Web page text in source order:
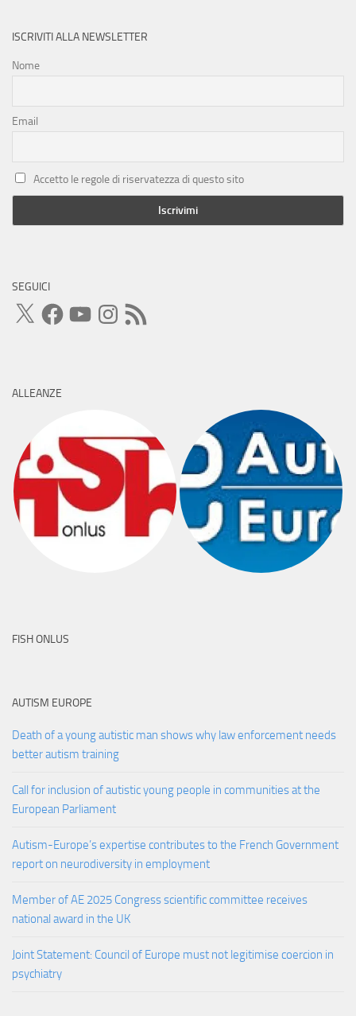
ISCRIVITI ALLA NEWSLETTER
Nome
Email
Accetto le regole di riservatezza di questo sito
SEGUICI
X FacebookYouTubeInstagram
Feed
RSS
ALLEANZE
FISH ONLUS
AUTISM EUROPE
Death of a young autistic man shows why law enforcement needs
better autism training
Call for inclusion of autistic young people in communities at the
European Parliament
Autism-Europe’s expertise contributes to the French Government
report on neurodiversity in employment
Member of AE 2025 Congress scientific committee receives
national award in the UK
Joint Statement: Council of Europe must not legitimise coercion in
psychiatry